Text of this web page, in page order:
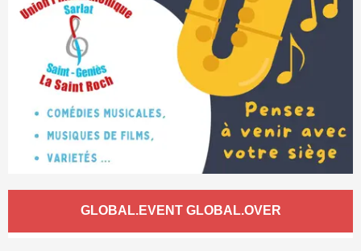
Ouverture et coordonnées
GLOBAL.EVENT GLOBAL.OVER